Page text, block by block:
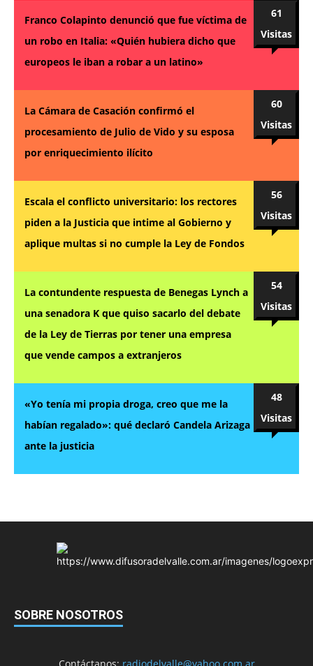
Franco Colapinto denunció que fue víctima de
un robo en Italia: «Quién hubiera dicho que
europeos le iban a robar a un latino»
61
Visitas
La Cámara de Casación confirmó el
procesamiento de Julio de Vido y su esposa
por enriquecimiento ilícito
60
Visitas
Escala el conflicto universitario: los rectores
piden a la Justicia que intime al Gobierno y
aplique multas si no cumple la Ley de Fondos
56
Visitas
La contundente respuesta de Benegas Lynch a
una senadora K que quiso sacarlo del debate
de la Ley de Tierras por tener una empresa
que vende campos a extranjeros
54
Visitas
«Yo tenía mi propia droga, creo que me la
habían regalado»: qué declaró Candela Arizaga
ante la justicia
48
Visitas
SOBRE NOSOTROS